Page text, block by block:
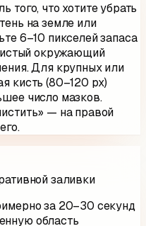
того, что хотите убрать
на земле или
6–10 пикселей запаса
окружающий
Для крупных или
кисть (80–120 px)
число мазков.
— на правой
заливки
за 20–30 секунд
область